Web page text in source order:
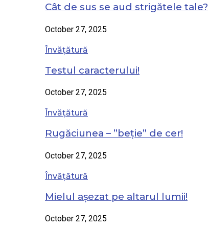
Cât de sus se aud strigătele tale?
October 27, 2025
Învățătură
Testul caracterului!
October 27, 2025
Învățătură
Rugăciunea – ”beție” de cer!
October 27, 2025
Învățătură
Mielul așezat pe altarul lumii!
October 27, 2025